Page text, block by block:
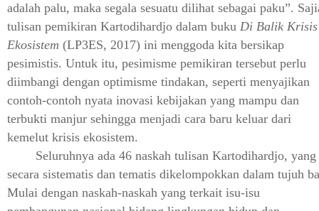
adalah palu, maka segala sesuatu dilihat sebagai paku”.
tulisan pemikiran Kartodihardjo dalam buku Di Balik Krisis
Ekosistem (LP3ES, 2017) ini menggoda kita bersikap
pesimistis. Untuk itu, pesimisme pemikiran tersebut perlu
diimbangi dengan optimisme tindakan, seperti menyajikan
contoh-contoh nyata inovasi kebijakan yang mampu dan
terbukti manjur sehingga menjadi cara baru keluar dari
kemelut krisis ekosistem.
Seluruhnya ada 46 naskah tulisan Kartodihardjo, yang
secara sistematis dan tematis dikelompokkan dalam tujuh
Mulai dengan naskah-naskah yang terkait isu-isu